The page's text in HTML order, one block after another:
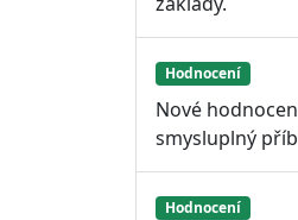
Hodnocení
Nové
smysluplný
Hodnocení